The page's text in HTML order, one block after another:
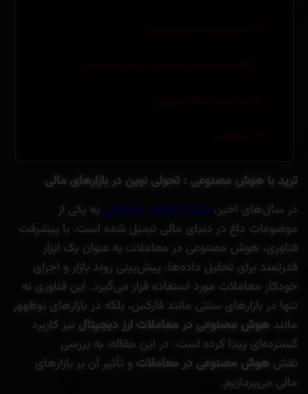
ترید با هوش مصنوعی : تحولی نوین در بازارهای مالی
در سال‌های اخیر، ترید با هوش مصنوعی به یکی از
موضوعات داغ در دنیای مالی تبدیل شده است. با پیشرفت
فناوری، هوش مصنوعی در معاملات به عنوان یک ابزار
قدرتمند برای تحلیل داده‌ها، پیش‌بینی روند بازار و اجرای
خودکار معاملات مورد استفاده قرار می‌گیرد. این فناوری نه
تنها در بازارهای سنتی مانند فارکس، بلکه در بازارهای نوظهور
مانند هوش مصنوعی در معاملات ارز دیجیتال نیز کاربرد
گسترده‌ای پیدا کرده است. در این مقاله، به بررسی
نقش هوش مصنوعی در معاملات و تأثیر آن بر بازارهای
مالی می‌پردازیم.